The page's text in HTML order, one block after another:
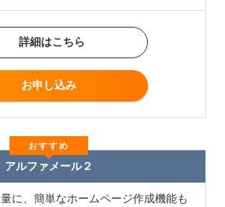
詳細はこちら
お申し込み
おすすめ
アルファメール２
に、簡単なホームページ作成機能も